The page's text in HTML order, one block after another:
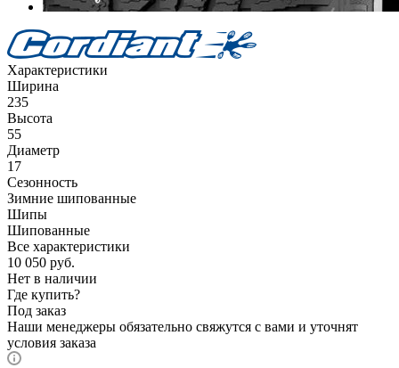
Характеристики
Ширина
235
Высота
55
Диаметр
17
Сезонность
Зимние шипованные
Шипы
Шипованные
Все характеристики
10 050 руб.
Нет в наличии
Где купить?
Под заказ
Наши менеджеры обязательно свяжутся с вами и уточнят
условия заказа